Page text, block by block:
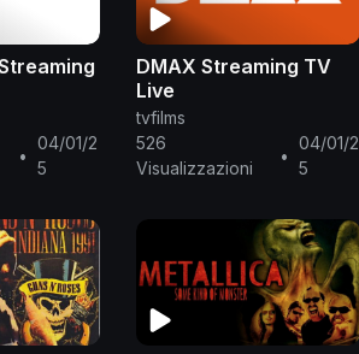
•
04/01/2
5
DMAX Streaming TV
Live
tvfilms
526
Visualizzazioni
•
04/01/2
5